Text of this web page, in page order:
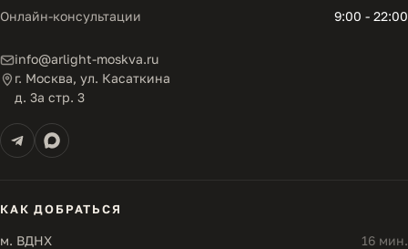
Онлайн-консультации 9:00 - 22:00
info@arlight-moskva.ru
г. Москва, ул. Касаткина
д. 3а стр. 3
КАК ДОБРАТЬСЯ
м. ВДНХ
16 мин.